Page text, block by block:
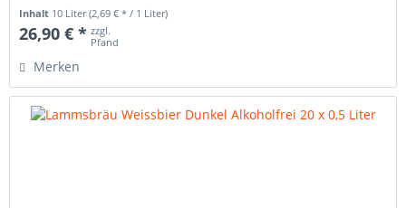
Inhalt 10 Liter(2,69 € * / 1 Liter)
26,90 € * zzgl.
Pfand
Merken